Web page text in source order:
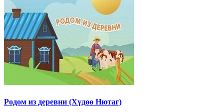
Родом из деревни (Хүдөө Нютаг)